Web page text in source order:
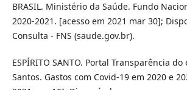
BRASIL. Ministério da Saúde. Fundo
2020-2021. [acesso em 2021 mar 30];
Consulta - FNS (saude.gov.br).
ESPÍRITO SANTO. Portal Transparência
Santos. Gastos com Covid-19 em 2020 e